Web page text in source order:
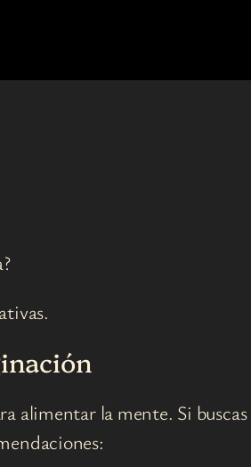
alimentar la mente. Si buscas